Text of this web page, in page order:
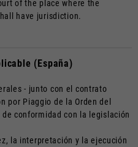
of the place where the
have jurisdiction.
(España)
- junto con el contrato
por Piaggio de la Orden del
conformidad con la legislación
la interpretación y la ejecución